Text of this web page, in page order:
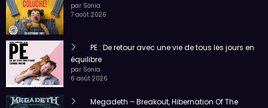
par Sonia
7 août 2026
PE : De retour avec une vie de tous les jours en
équilibre
par Sonia
6 août 2026
Megadeth – Breakout, Hibernation Of The